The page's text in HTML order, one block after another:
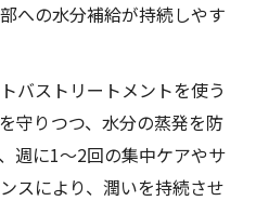
への水分補給が持続しやす
バストリートメントを使う
守りつつ、水分の蒸発を防
週に1～2回の集中ケアやサ
スにより、潤いを持続させ